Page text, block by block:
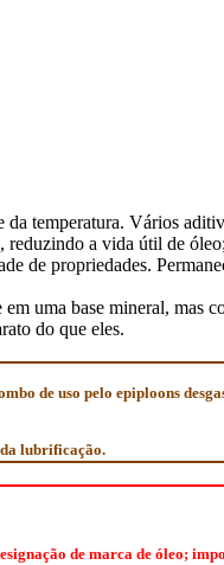
temperatura. Vários
reduzindo a vida útil de óleo;
de propriedades.
em uma base mineral, mas
do que eles.
de uso pelo epiploons
da lubrificação.
de marca de óleo;